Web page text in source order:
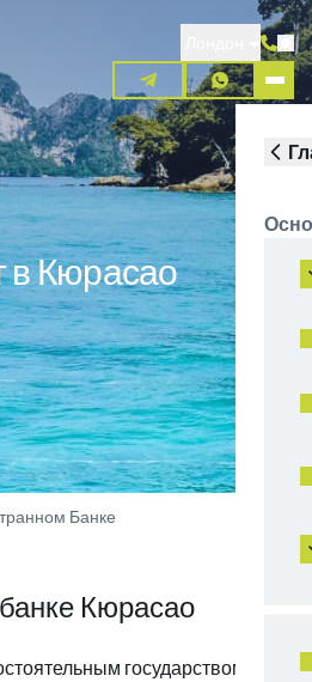
в Кюрасао
Банке
Кюрасао
государством с